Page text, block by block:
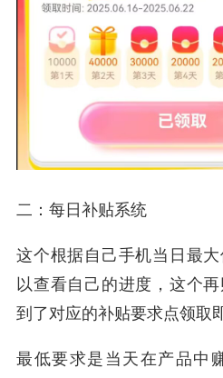
二：每日补贴系统
这个根据自己手机当日最
以查看自己的进度，这个
到了对应的补贴要求点领取
最低要求是当天在产品中